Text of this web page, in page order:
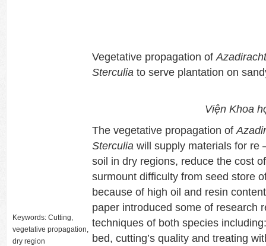
Keywords: Cutting,
vegetative propagation,
dry region
Vegetative propagation of
Sterculia to serve plantation on
Viện Khoa
The vegetative propagation of
Sterculia will supply materials for re
soil in dry regions, reduce the cost
surmount difficulty from seed store
because of high oil and resin
paper introduced some of research
techniques of both species
bed, cutting’s quality and treating